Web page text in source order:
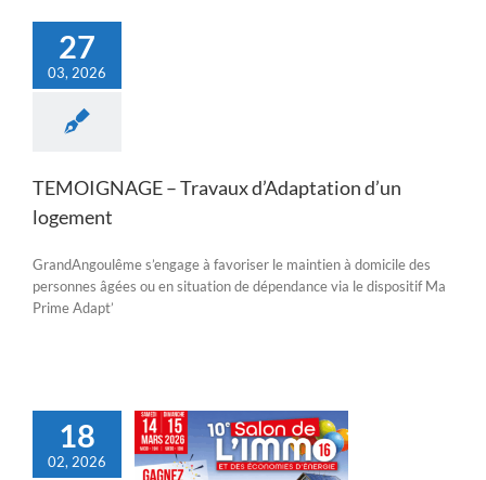
27
03, 2026
TEMOIGNAGE – Travaux d’Adaptation d’un
logement
GrandAngoulême s’engage à favoriser le maintien à domicile des
personnes âgées ou en situation de dépendance via le dispositif Ma
Prime Adapt’
18
02, 2026
Charente sera